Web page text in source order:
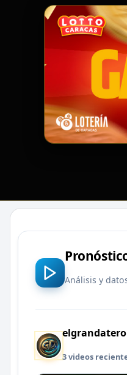
Análisis y
elgrandatero
3 videos